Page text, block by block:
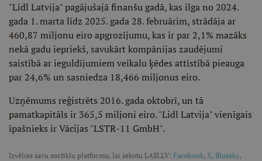
"Lidl Latvija" pagājušajā finanšu gadā, kas ilga no 2024.
gada 1. marta līdz 2025. gada 28. februārim, strādāja ar
460,87 miljonu eiro apgrozījumu, kas ir par 2,1% mazāks
nekā gadu iepriekš, savukārt kompānijas zaudējumi
saistībā ar ieguldījumiem veikalu ķēdes attīstībā pieauga
par 24,6% un sasniedza 18,466 miljonus eiro.
Uzņēmums reģistrēts 2016. gada oktobrī, un tā
pamatkapitāls ir 365,5 miljoni eiro. "Lidl Latvija" vienīgais
īpašnieks ir Vācijas "LSTR-11 GmbH".
Izvēlies savu soctīklu platformu, lai sekotu LASI.LV: Facebook, X, Bluesky,